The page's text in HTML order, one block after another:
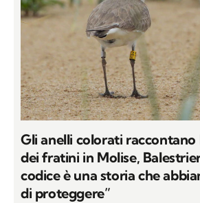
Gli anelli colorati
dei fratini in Molise,
codice è una storia che
di proteggere”